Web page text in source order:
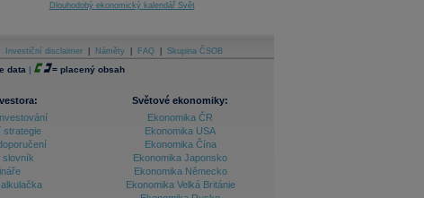
Dlouhodobý ekonomický kalendář Svět
Investiční disclaimer Náměty FAQ Skupina ČSOB
data | = placený obsah
strategie
slovník
Světové ekonomiky:
Ekonomika ČR
Ekonomika USA
Ekonomika Čína
Ekonomika Japonsko
Ekonomika Německo
Ekonomika Velká Británie